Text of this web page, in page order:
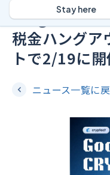
Stay here
Burgers &
税金ハングア
トで2/19に開
ニュース一覧に